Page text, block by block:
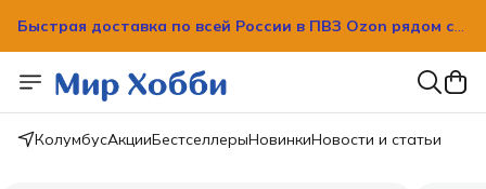
вашим домом!
вашим домом!
КолумбусАкцииБестселлерыНовинкиНовости и статьи